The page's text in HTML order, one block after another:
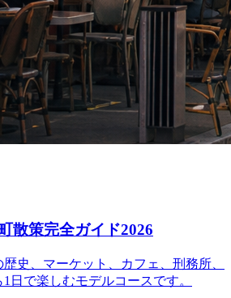
散策完全ガイド2026
史、マーケット、カフェ、刑務所、
日で楽しむモデルコースです。